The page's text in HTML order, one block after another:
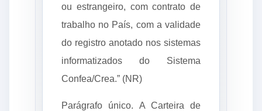
ou estrangeiro, com contrato de
trabalho no País, com a validade
do registro anotado nos sistemas
informatizados do Sistema
Confea/Crea.” (NR)
Parágrafo único. A Carteira de